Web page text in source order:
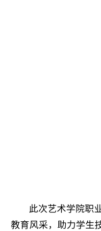
此次艺术学院职
教育风采，助力学生